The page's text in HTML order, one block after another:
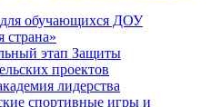
обучающихся ДОУ
страна»
этап Защиты
проектов
лидерства
спортивные игры и